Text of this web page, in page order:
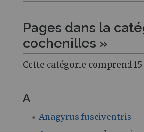
Pages dans la
cochenilles »
Cette catégorie comprend
A
Anagyrus fusciventris